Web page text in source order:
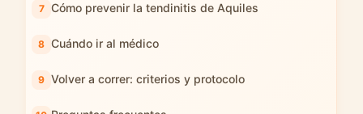
Cómo prevenir la tendinitis de Aquiles
Cuándo ir al médico
Volver a correr: criterios y protocolo